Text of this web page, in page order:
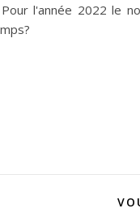
Pour l'année 2022 le